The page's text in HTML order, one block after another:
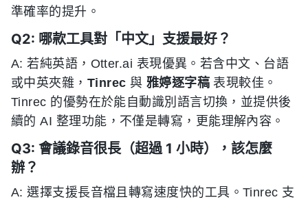
準確率的提升。
Q2: 哪款工具對「中文」支援最好？
A: 若純英語，Otter.ai 表現優異。若含中文、台語
或中英夾雜， Tinrec 與 雅婷逐字稿 表現較佳。
Tinrec 的優勢在於能自動識別語言切換，並提供後
續的 AI 整理功能，不僅是轉寫，更能理解內容。
Q3: 會議錄音很長（超過 1 小時），該怎麼
辦？
A: 選擇支援長音檔且轉寫速度快的工具。Tinrec 支